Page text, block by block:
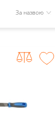
За назвою